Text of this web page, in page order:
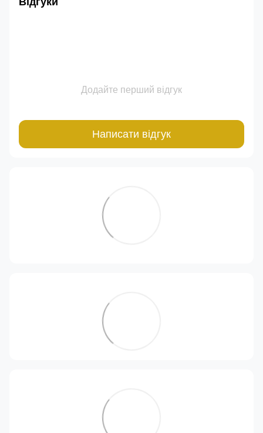
Додайте перший відгук
Написати відгук